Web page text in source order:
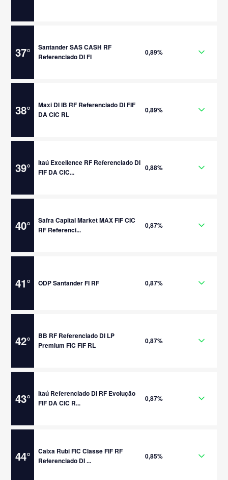
37°
Santander SAS CASH RF
Referenciado DI FI
0,89%
38°
Maxi DI IB RF Referenciado DI FIF
DA CIC RL
0,89%
39°
Itaú Excellence RF Referenciado DI
FIF DA CIC...
0,88%
40°
Safra Capital Market MAX FIF CIC
RF Referenci...
0,87%
41° ODP Santander FI RF 0,87%
42°
BB RF Referenciado DI LP
Premium FIC FIF RL
0,87%
43°
Itaú Referenciado DI RF Evolução
FIF DA CIC R...
0,87%
44°
Caixa Rubi FIC Classe FIF RF
Referenciado DI ...
0,85%